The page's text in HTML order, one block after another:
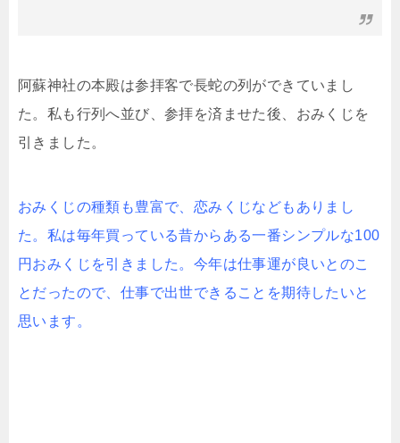
阿蘇神社の本殿は参拝客で長蛇の列ができていまし
た。私も行列へ並び、参拝を済ませた後、おみくじを
引きました。
おみくじの種類も豊富で、恋みくじなどもありまし
た。私は毎年買っている昔からある一番シンプルな100
円おみくじを引きました。今年は仕事運が良いとのこ
とだったので、仕事で出世できることを期待したいと
思います。